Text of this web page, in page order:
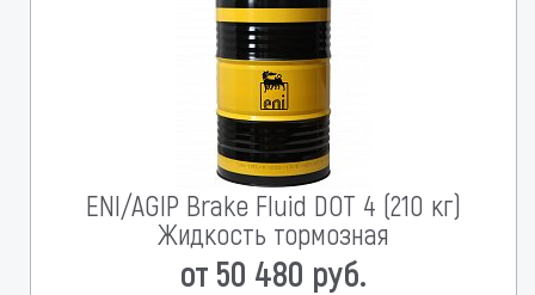
ENI/AGIP Brake Fluid DOT 4 (210 кг)
Жидкость тормозная
от 50 480 руб.